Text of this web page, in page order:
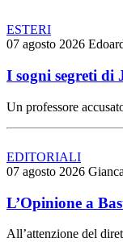
ESTERI
07 agosto 2026
I sogni segreti di
Un professore
EDITORIALI
07 agosto 2026
L’Opinione a
All’attenzione del